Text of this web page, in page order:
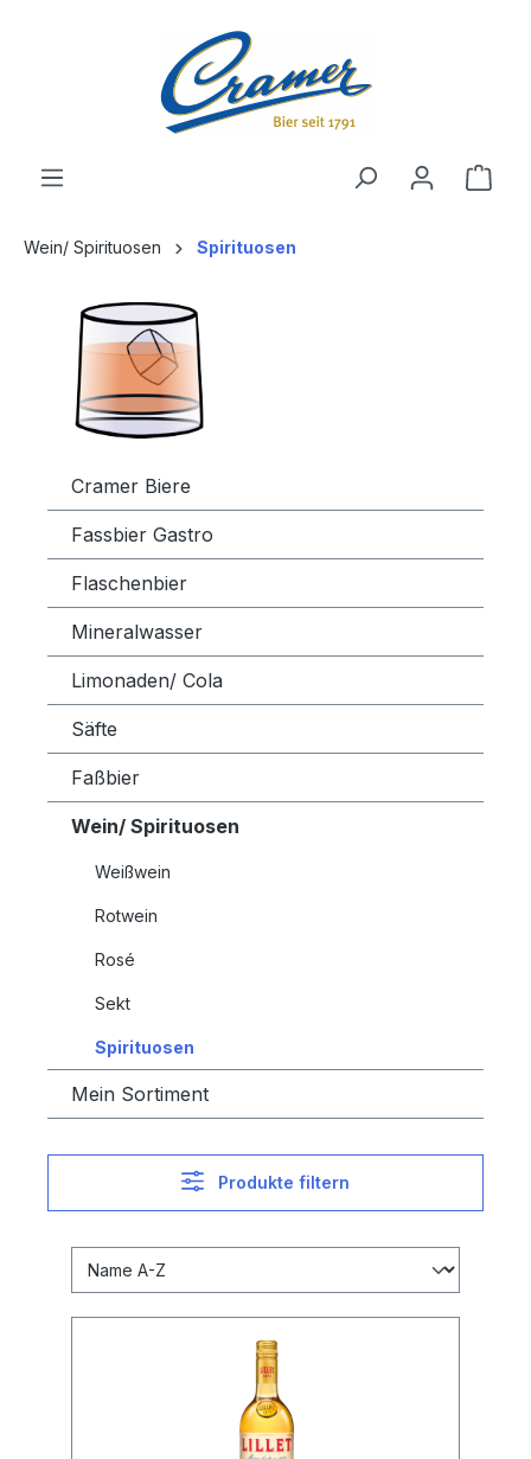
Wein/ Spirituosen Spirituosen
Cramer Biere
Fassbier Gastro
Flaschenbier
Mineralwasser
Limonaden/ Cola
Säfte
Faßbier
Wein/ Spirituosen
Weißwein
Rotwein
Rosé
Sekt
Spirituosen
Mein Sortiment
Produkte filtern